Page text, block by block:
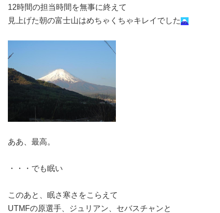
12時間の担当時間を無事に終えて
見上げた朝の富士山はめちゃくちゃキレイでした
ああ、最高。
・・・でも眠い
このあと、眠さ寒さをこらえて
UTMFの原選手、ジュリアン、セバスチャンと